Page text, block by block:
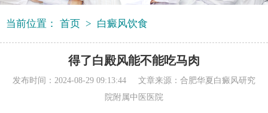
当前位置： 首页 > 白癜风饮食
得了白殿风能不能吃马肉
发布时间：2024-08-29 09:13:44 文章来源： 合肥华夏白癜风研究
院附属中医医院